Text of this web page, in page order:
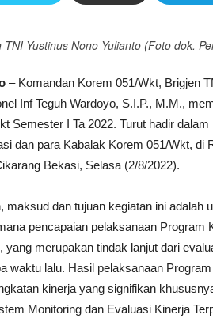
Yustinus Nono Yulianto (Foto dok.
– Komandan Korem 051/Wkt, Brigjen
Inf Teguh Wardoyo, S.I.P., M.M.,
Semester I Ta 2022. Turut hadir
dan para Kabalak Korem 051/Wkt, di
Bekasi, Selasa (2/8/2022).
maksud dan tujuan kegiatan ini adalah
pencapaian pelaksanaan Program
yang merupakan tindak lanjut dari
waktu lalu. Hasil pelaksanaan
kinerja yang signifikan
Monitoring dan Evaluasi Kinerja